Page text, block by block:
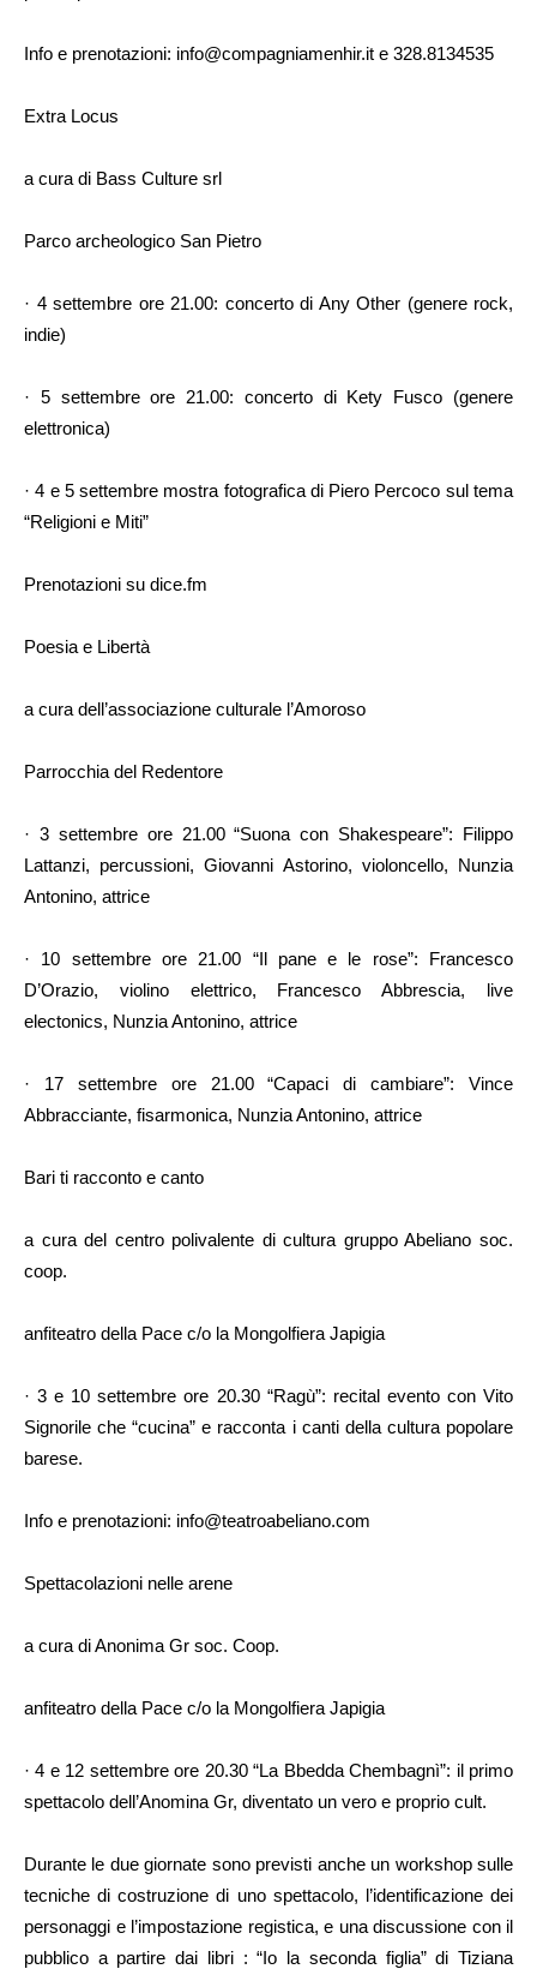
Info e prenotazioni: info@compagniamenhir.it e 328.8134535
Extra Locus
a cura di Bass Culture srl
Parco archeologico San Pietro
· 4 settembre ore 21.00: concerto di Any Other (genere rock,
indie)
· 5 settembre ore 21.00: concerto di Kety Fusco (genere
elettronica)
· 4 e 5 settembre mostra fotografica di Piero Percoco sul tema
“Religioni e Miti”
Prenotazioni su dice.fm
Poesia e Libertà
a cura dell’associazione culturale l’Amoroso
Parrocchia del Redentore
· 3 settembre ore 21.00 “Suona con Shakespeare”: Filippo
Lattanzi, percussioni, Giovanni Astorino, violoncello, Nunzia
Antonino, attrice
· 10 settembre ore 21.00 “Il pane e le rose”: Francesco
D’Orazio, violino elettrico, Francesco Abbrescia, live
electonics, Nunzia Antonino, attrice
· 17 settembre ore 21.00 “Capaci di cambiare”: Vince
Abbracciante, fisarmonica, Nunzia Antonino, attrice
Bari ti racconto e canto
a cura del centro polivalente di cultura gruppo Abeliano soc.
coop.
anfiteatro della Pace c/o la Mongolfiera Japigia
· 3 e 10 settembre ore 20.30 “Ragù”: recital evento con Vito
Signorile che “cucina” e racconta i canti della cultura popolare
barese.
Info e prenotazioni: info@teatroabeliano.com
Spettacolazioni nelle arene
a cura di Anonima Gr soc. Coop.
anfiteatro della Pace c/o la Mongolfiera Japigia
· 4 e 12 settembre ore 20.30 “La Bbedda Chembagnì”: il primo
spettacolo dell’Anomina Gr, diventato un vero e proprio cult.
Durante le due giornate sono previsti anche un workshop sulle
tecniche di costruzione di uno spettacolo, l’identificazione dei
personaggi e l’impostazione registica, e una discussione con il
pubblico a partire dai libri : “Io la seconda figlia” di Tiziana